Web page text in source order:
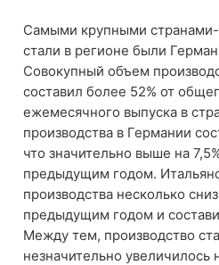
Самыми крупными
стали в регионе были
Совокупный объем
составил более 52% от
ежемесячного выпуска в
производства в Германии
что значительно выше на
предыдущим годом.
производства несколько
предыдущим годом и
Между тем, производство
незначительно увеличилось